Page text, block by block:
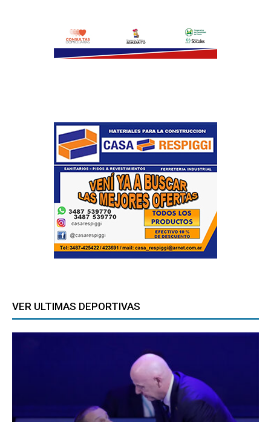
VER ULTIMAS DEPORTIVAS